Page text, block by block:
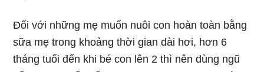
Đối với những mẹ muốn nuôi con hoàn toàn bằng
sữa mẹ trong khoảng thời gian dài hơi, hơn 6
tháng tuổi đến khi bé con lên 2 thì nên dùng ngũ